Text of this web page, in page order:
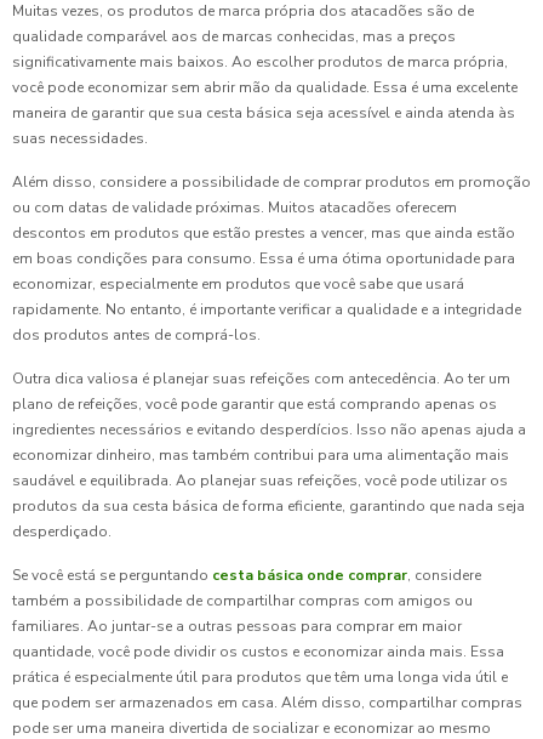
Muitas vezes, os produtos de marca própria dos atacadões são de
qualidade comparável aos de marcas conhecidas, mas a preços
significativamente mais baixos. Ao escolher produtos de marca própria,
você pode economizar sem abrir mão da qualidade. Essa é uma excelente
maneira de garantir que sua cesta básica seja acessível e ainda atenda às
suas necessidades.
Além disso, considere a possibilidade de comprar produtos em promoção
ou com datas de validade próximas. Muitos atacadões oferecem
descontos em produtos que estão prestes a vencer, mas que ainda estão
em boas condições para consumo. Essa é uma ótima oportunidade para
economizar, especialmente em produtos que você sabe que usará
rapidamente. No entanto, é importante verificar a qualidade e a integridade
dos produtos antes de comprá-los.
Outra dica valiosa é planejar suas refeições com antecedência. Ao ter um
plano de refeições, você pode garantir que está comprando apenas os
ingredientes necessários e evitando desperdícios. Isso não apenas ajuda a
economizar dinheiro, mas também contribui para uma alimentação mais
saudável e equilibrada. Ao planejar suas refeições, você pode utilizar os
produtos da sua cesta básica de forma eficiente, garantindo que nada seja
desperdiçado.
Se você está se perguntando cesta básica onde comprar, considere
também a possibilidade de compartilhar compras com amigos ou
familiares. Ao juntar-se a outras pessoas para comprar em maior
quantidade, você pode dividir os custos e economizar ainda mais. Essa
prática é especialmente útil para produtos que têm uma longa vida útil e
que podem ser armazenados em casa. Além disso, compartilhar compras
pode ser uma maneira divertida de socializar e economizar ao mesmo